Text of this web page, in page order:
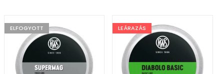
ELFOGYOTT LEÁRAZÁS